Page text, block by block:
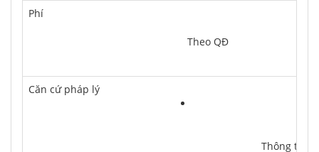
Phí
	Theo QĐ
Căn cứ pháp lý